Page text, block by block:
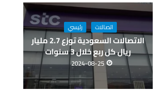
اتصالات رئيسي
الاتصالات السعودية توزع 2.7 مليار
ريال كل ربع خلال 3 سنوات
2024-08-25